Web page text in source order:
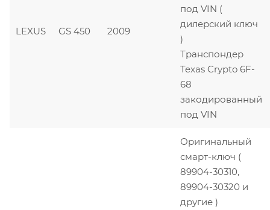
LEXUS GS 450 2009
под VIN (
дилерский ключ
)
Транспондер
Texas Crypto 6F-
68
закодированный
под VIN
Оригинальный
смарт-ключ (
89904-30310,
89904-30320 и
другие )